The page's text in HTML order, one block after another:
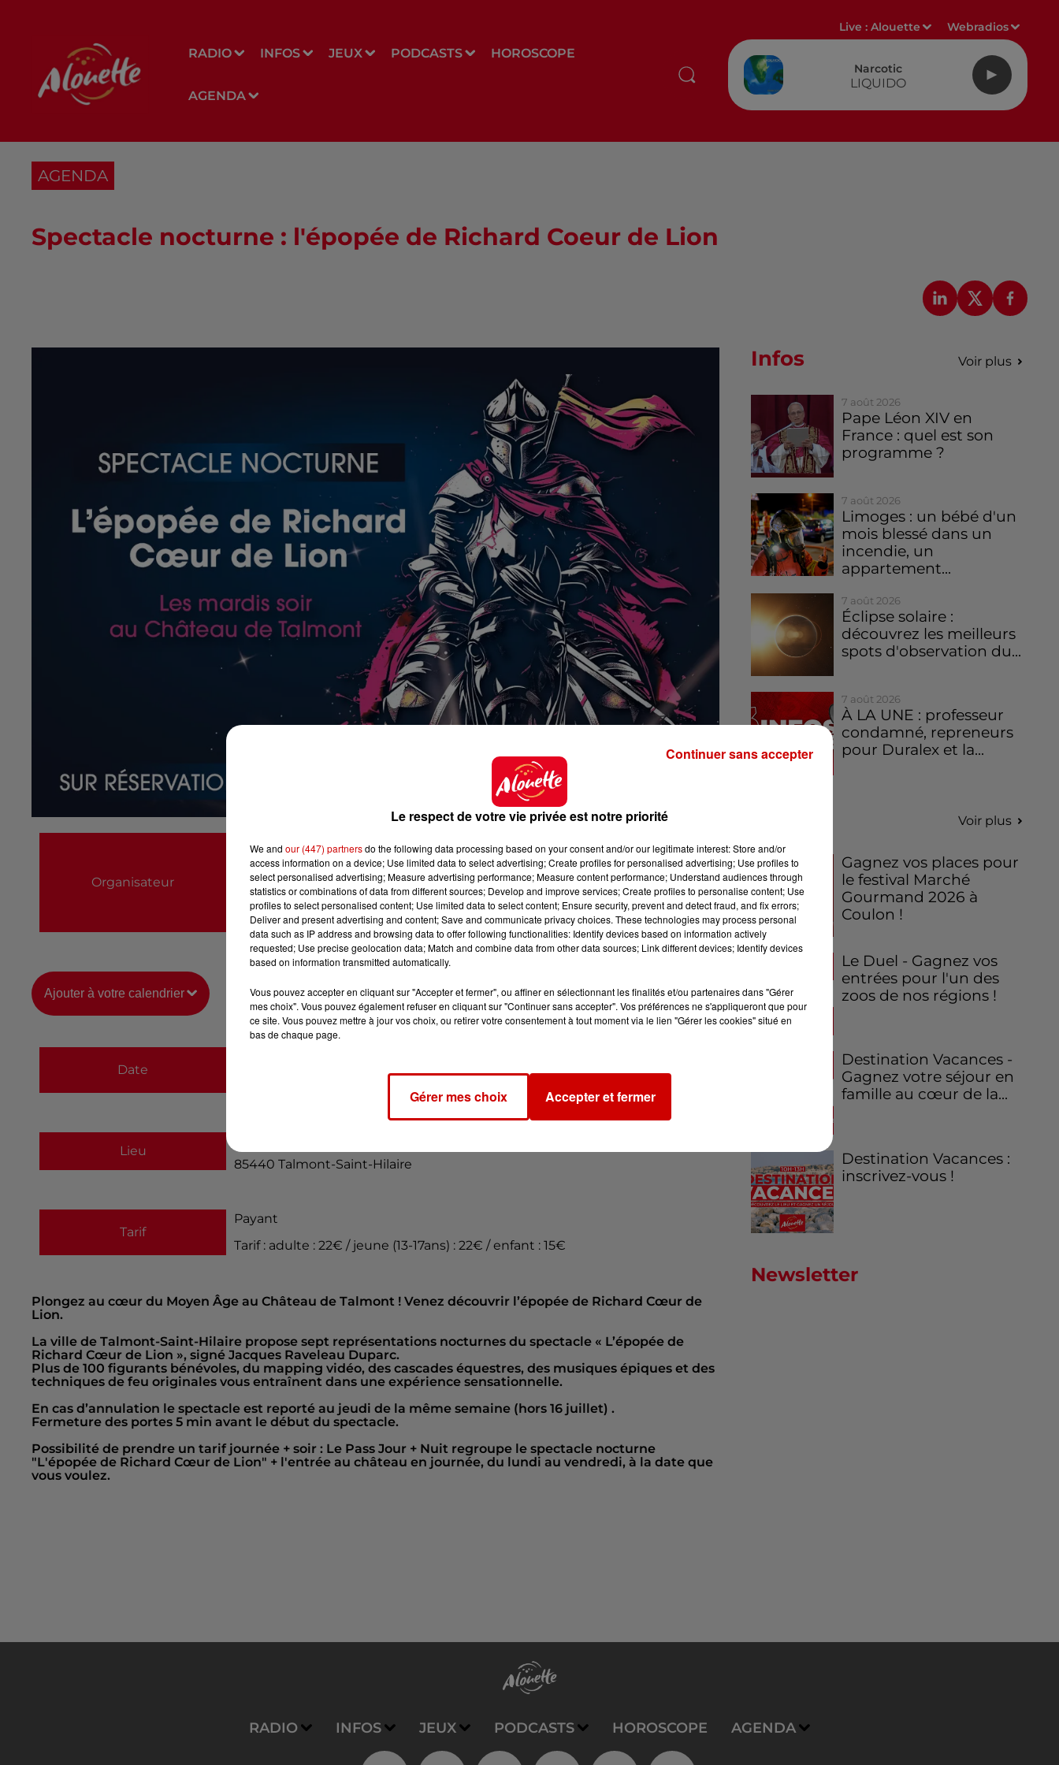
RADIO INFOS JEUX PODCASTS HOROSCOPE
AGENDA
Live :Alouette Webradios
Narcotic
LIQUIDO
AGENDA
Spectacle nocturne : l'épopée de Richard Coeur de Lion
Organisateur
Château de Talmont
0251902743
chateau@talmontsainthilaire.fr
https://web.digitick.com/ext/billetterie5/?site=chateautalmont
Ajouter à votre calendrier
Date
Lieu
85440 Talmont-Saint-Hilaire
Tarif
Payant
Tarif : adulte : 22€ / jeune (13-17ans) : 22€ / enfant : 15€
Plongez au cœur du Moyen Âge au Château de Talmont ! Venez découvrir l’épopée de Richard Cœur de
Lion.
La ville de Talmont-Saint-Hilaire propose sept représentations nocturnes du spectacle « L’épopée de
Richard Cœur de Lion », signé Jacques Raveleau Duparc.
Plus de 100 figurants bénévoles, du mapping vidéo, des cascades équestres, des musiques épiques et des
techniques de feu originales vous entraînent dans une expérience sensationnelle.
En cas d’annulation le spectacle est reporté au jeudi de la même semaine (hors 16 juillet) .
Fermeture des portes 5 min avant le début du spectacle.
Possibilité de prendre un tarif journée + soir : Le Pass Jour + Nuit regroupe le spectacle nocturne
"L'épopée de Richard Cœur de Lion" + l'entrée au château en journée, du lundi au vendredi, à la date que
vous voulez.
Infos Voir plus
7 août 2026
Pape Léon XIV en
France : quel est son
programme ?
7 août 2026
Limoges : un bébé d'un
mois blessé dans un
incendie, un
appartement...
7 août 2026
Éclipse solaire :
découvrez les meilleurs
spots d'observation du...
7 août 2026
À LA UNE : professeur
condamné, repreneurs
pour Duralex et la...
Voir plus
Gagnez vos places pour
le festival Marché
Gourmand 2026 à
Coulon !
Le Duel - Gagnez vos
entrées pour l'un des
zoos de nos régions !
Destination Vacances -
Gagnez votre séjour en
famille au cœur de la...
Destination Vacances :
inscrivez-vous !
Newsletter
RADIO INFOS JEUX PODCASTS HOROSCOPE AGENDA
Le respect de votre vie privée est notre priorité
We and our (447) partnersdo the following data processing based on your consent and/or our legitimate interest: Store and/or
access information on a device; Use limited data to select advertising; Create profiles for personalised advertising; Use profiles to
select personalised advertising; Measure advertising performance; Measure content performance; Understand audiences through
statistics or combinations of data from different sources; Develop and improve services; Create profiles to personalise content; Use
profiles to select personalised content; Use limited data to select content; Ensure security, prevent and detect fraud, and fix errors;
Deliver and present advertising and content; Save and communicate privacy choices. These technologies may process personal
data such as IP address and browsing data to offer following functionalities: Identify devices based on information actively
requested; Use precise geolocation data; Match and combine data from other data sources; Link different devices; Identify devices
based on information transmitted automatically.
Vous pouvez accepter en cliquant sur "Accepter et fermer", ou affiner en sélectionnant les finalités et/ou partenaires dans "Gérer
mes choix". Vous pouvez également refuser en cliquant sur "Continuer sans accepter". Vos préférences ne s'appliqueront que pour
ce site. Vous pouvez mettre à jour vos choix, ou retirer votre consentement à tout moment via le lien "Gérer les cookies" situé en
bas de chaque page.
Gérer mes choix Accepter et fermer
Continuer sans accepter